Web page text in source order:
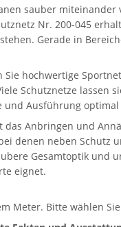
sauber
Nr. 200-045
Gerade in
Sie hochwertige
Schutznetze lassen
und Ausführung
das Anbringen und
denen neben Schutz
Gesamtoptik und
eignet.
Meter. Bitte wählen